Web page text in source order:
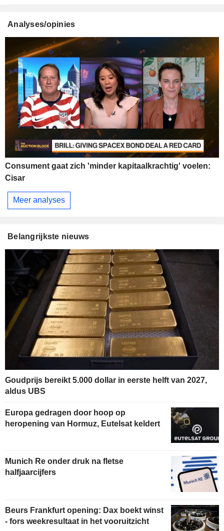
Analyses/opinies
Consument gaat zich 'minder kapitaalkrachtig' voelen:
Cisar
Meer analyses
Belangrijkste nieuws
Goudprijs bereikt 5.000 dollar in eerste helft van 2027,
aldus UBS
Europa gedragen door hoop op
heropening van Hormuz, Eutelsat keldert
Munich Re onder druk na fletse
halfjaarcijfers
Beurs Frankfurt opening: Dax boekt winst
- fors weekresultaat in het vooruitzicht